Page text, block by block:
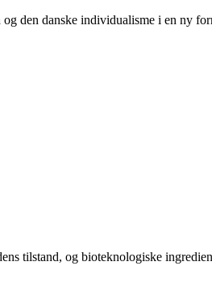
den danske individualisme i en ny
tilstand, og bioteknologiske